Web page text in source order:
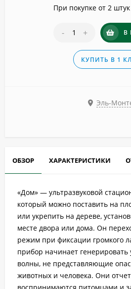
При покупке от 2 штук
- + В
КУПИТЬ В 1
Эль-
ОБЗОР ХАРАКТЕРИСТИКИ
«Дом» — ультразвуковой
который можно поставить на
или укрепить на дереве,
месте двора или дома. Он
режим при фиксации громкого
прибор начинает генерировать
волны, не представляющие
животных и человека. Они